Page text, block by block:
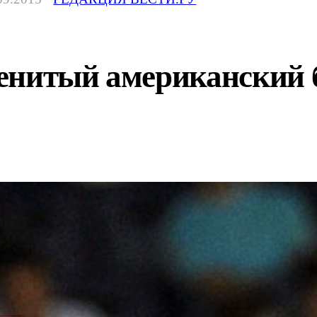
американский